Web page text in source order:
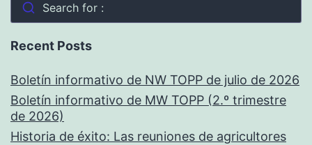
Search for :
Recent Posts
Boletín informativo de NW TOPP de julio de 2026
Boletín informativo de MW TOPP (2.º trimestre
de 2026)
Historia de éxito: Las reuniones de agricultores